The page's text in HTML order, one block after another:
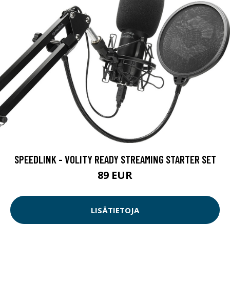
SPEEDLINK - VOLITY READY STREAMING STARTER SET
89 EUR
LISÄTIETOJA